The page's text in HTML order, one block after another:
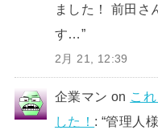
ました！ 前田さ
す…”
2月 21, 12:39
企業マン on こ
した！ : “管理人